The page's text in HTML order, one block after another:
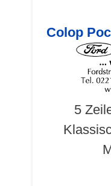
Colop
5